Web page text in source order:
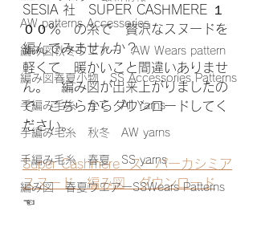
AW patterns Accessories
編み図秋冬ウエアー AW Wears pattern
編み図春夏小物 SS Accessories Patterns
手編み毛糸 全て All Yarns
手編み毛糸 秋冬 AW yarns
手編み毛糸 春夏 SS yarns
編み図 春夏ウエアーSSWears Patterns
SESIA 社　SUPER CASHMERE １
００％　の糸で　贅沢なスヌードを
編んでみませんか？
軽くて　暖かいこと間違いありませ
ん。　編み図が出来上がりましたの
で　こちらからダウンロードしてく
ださい。
Super Cashmere  スーパーカシミア
スヌード　編み図　ダウンロード
☜